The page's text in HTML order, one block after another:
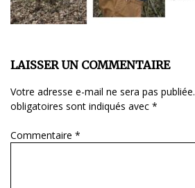
LAISSER UN COMMENTAIRE
Votre adresse e-mail ne sera pas publiée.
obligatoires sont indiqués avec *
Commentaire *